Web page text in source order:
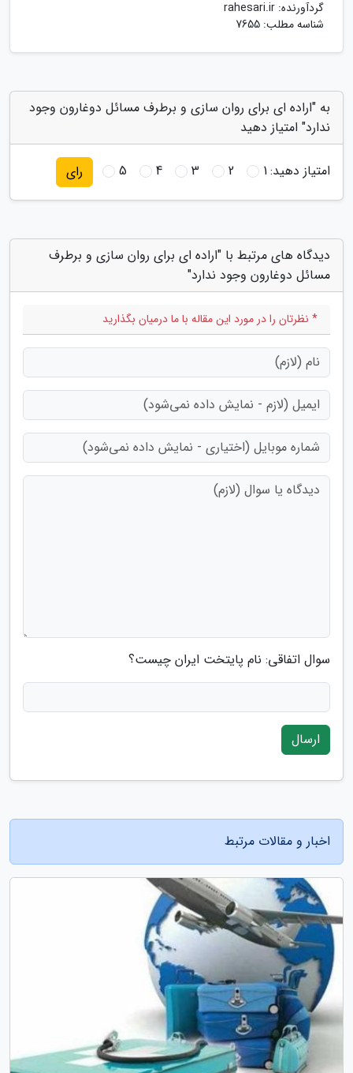
گردآورنده: rahesari.ir
شناسه مطلب: 7655
به "اراده ای برای روان سازی و برطرف مسائل دوغارون وجود
ندارد" امتیاز دهید
امتیاز دهید:1
2
3
4
5 رای
دیدگاه های مرتبط با "اراده ای برای روان سازی و برطرف
مسائل دوغارون وجود ندارد"
* نظرتان را در مورد این مقاله با ما درمیان بگذارید
سوال اتفاقی: نام پایتخت ایران چیست؟
ارسال
اخبار و مقالات مرتبط